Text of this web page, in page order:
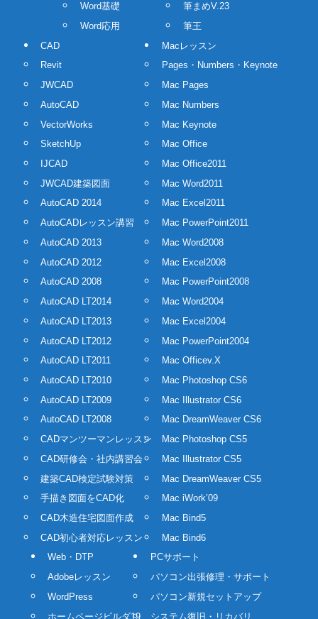
Word基礎
Word応用
筆まめV.23
筆王
CAD
Revit
JWCAD
AutoCAD
VectorWorks
SketchUp
IJCAD
JWCAD建築図面
AutoCAD 2014
AutoCADレッスン講習
AutoCAD 2013
AutoCAD 2012
AutoCAD 2008
AutoCAD LT2014
AutoCAD LT2013
AutoCAD LT2012
AutoCAD LT2011
AutoCAD LT2010
AutoCAD LT2009
AutoCAD LT2008
CADマンツーマンレッスン
CAD研修会・社内講習会
建築CAD検定試験対策
手描き図面をCAD化
CAD木造住宅図面作成
CAD初心者対応レッスン
Macレッスン
Pages・Numbers・Keynote
Mac Pages
Mac Numbers
Mac Keynote
Mac Office
Mac Office2011
Mac Word2011
Mac Excel2011
Mac PowerPoint2011
Mac Word2008
Mac Excel2008
Mac PowerPoint2008
Mac Word2004
Mac Excel2004
Mac PowerPoint2004
Mac Officev.X
Mac Photoshop CS6
Mac Illustrator CS6
Mac DreamWeaver CS6
Mac Photoshop CS5
Mac Illustrator CS5
Mac DreamWeaver CS5
Mac iWork’09
Mac Bind5
Mac Bind6
Web・DTP
Adobeレッスン
WordPress
ホームページビルダ19
PCサポート
パソコン出張修理・サポート
パソコン新規セットアップ
システム復旧・リカバリ